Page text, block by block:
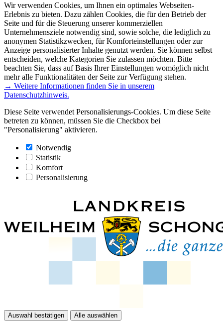
Wir verwenden Cookies, um Ihnen ein optimales Webseiten-
Erlebnis zu bieten. Dazu zählen Cookies, die für den Betrieb der
Seite und für die Steuerung unserer kommerziellen
Unternehmensziele notwendig sind, sowie solche, die lediglich zu
anonymen Statistikzwecken, für Komforteinstellungen oder zur
Anzeige personalisierter Inhalte genutzt werden. Sie können selbst
entscheiden, welche Kategorien Sie zulassen möchten. Bitte
beachten Sie, dass auf Basis Ihrer Einstellungen womöglich nicht
mehr alle Funktionalitäten der Seite zur Verfügung stehen.
→ Weitere Informationen finden Sie in unserem
Datenschutzhinweis.
Diese Seite verwendet Personalisierungs-Cookies. Um diese Seite
betreten zu können, müssen Sie die Checkbox bei
"Personalisierung" aktivieren.
Notwendig
Statistik
Komfort
Personalisierung
Auswahl bestätigen Alle auswählen